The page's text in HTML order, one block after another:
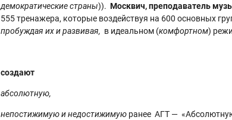
демократические страны)). Москвич, преподаватель
555 тренажера, которые воздействуя на 600 основных
пробуждая их и развивая, в идеальном (комфортном)
создают
абсолютную,
непостижимую и недостижимую ранее АГТ —